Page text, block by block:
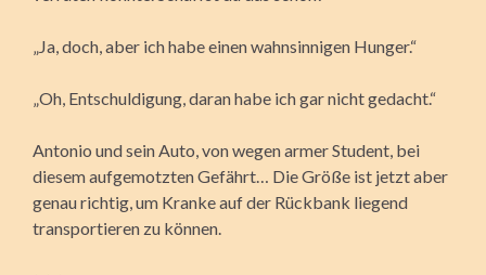
„Ja, doch, aber ich habe einen wahnsinnigen Hunger.“
„Oh, Entschuldigung, daran habe ich gar nicht gedacht.“
Antonio und sein Auto, von wegen armer Student, bei
diesem aufgemotzten Gefährt… Die Größe ist jetzt aber
genau richtig, um Kranke auf der Rückbank liegend
transportieren zu können.